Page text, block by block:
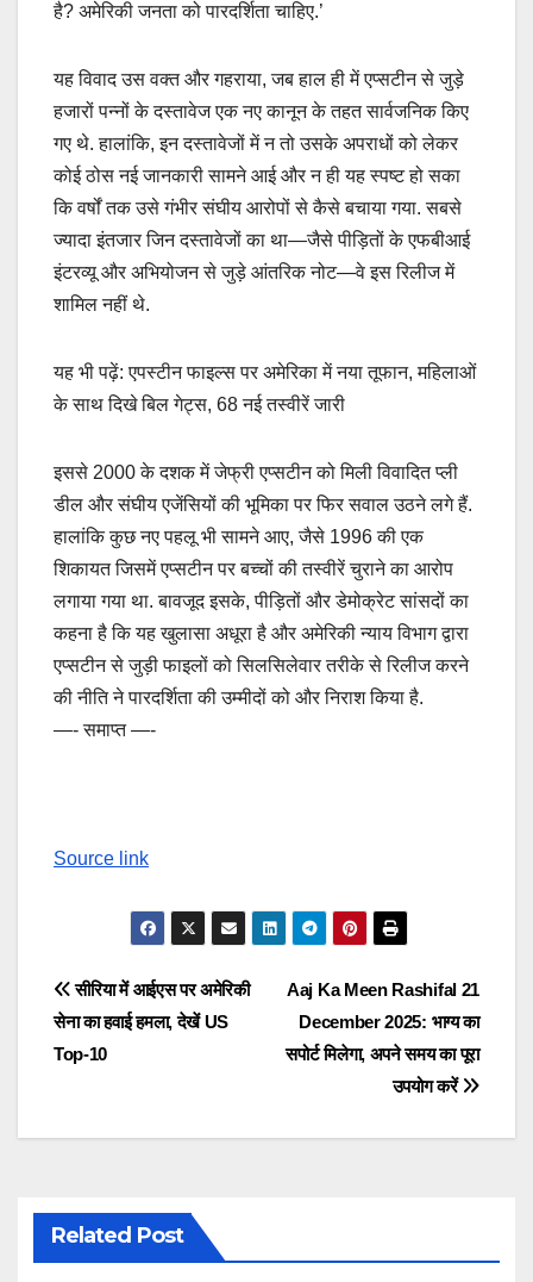
है? अमेरिकी जनता को पारदर्शिता चाहिए.’
यह विवाद उस वक्त और गहराया, जब हाल ही में एप्सटीन से जुड़े
हजारों पन्नों के दस्तावेज एक नए कानून के तहत सार्वजनिक किए
गए थे. हालांकि, इन दस्तावेजों में न तो उसके अपराधों को लेकर
कोई ठोस नई जानकारी सामने आई और न ही यह स्पष्ट हो सका
कि वर्षों तक उसे गंभीर संघीय आरोपों से कैसे बचाया गया. सबसे
ज्यादा इंतजार जिन दस्तावेजों का था—जैसे पीड़ितों के एफबीआई
इंटरव्यू और अभियोजन से जुड़े आंतरिक नोट—वे इस रिलीज में
शामिल नहीं थे.
यह भी पढ़ें: एपस्टीन फाइल्स पर अमेरिका में नया तूफान, महिलाओं
के साथ दिखे बिल गेट्स, 68 नई तस्वीरें जारी
इससे 2000 के दशक में जेफ्री एप्सटीन को मिली विवादित प्ली
डील और संघीय एजेंसियों की भूमिका पर फिर सवाल उठने लगे हैं.
हालांकि कुछ नए पहलू भी सामने आए, जैसे 1996 की एक
शिकायत जिसमें एप्सटीन पर बच्चों की तस्वीरें चुराने का आरोप
लगाया गया था. बावजूद इसके, पीड़ितों और डेमोक्रेट सांसदों का
कहना है कि यह खुलासा अधूरा है और अमेरिकी न्याय विभाग द्वारा
एप्सटीन से जुड़ी फाइलों को सिलसिलेवार तरीके से रिलीज करने
की नीति ने पारदर्शिता की उम्मीदों को और निराश किया है.
—- समाप्त —-
Source link
Post
navigation
Aaj Ka Meen Rashifal 21
December 2025: भाग्य का
सपोर्ट मिलेगा, अपने समय का पूरा
उपयोग करें
सीरिया में आईएस पर अमेरिकी
सेना का हवाई हमला, देखें US
Top-10
Related Post